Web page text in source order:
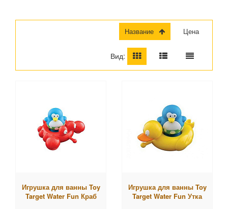
Название Цена
Вид:
Игрушка для ванны Toy
Target Water Fun Краб
Игрушка для ванны Toy
Target Water Fun Утка